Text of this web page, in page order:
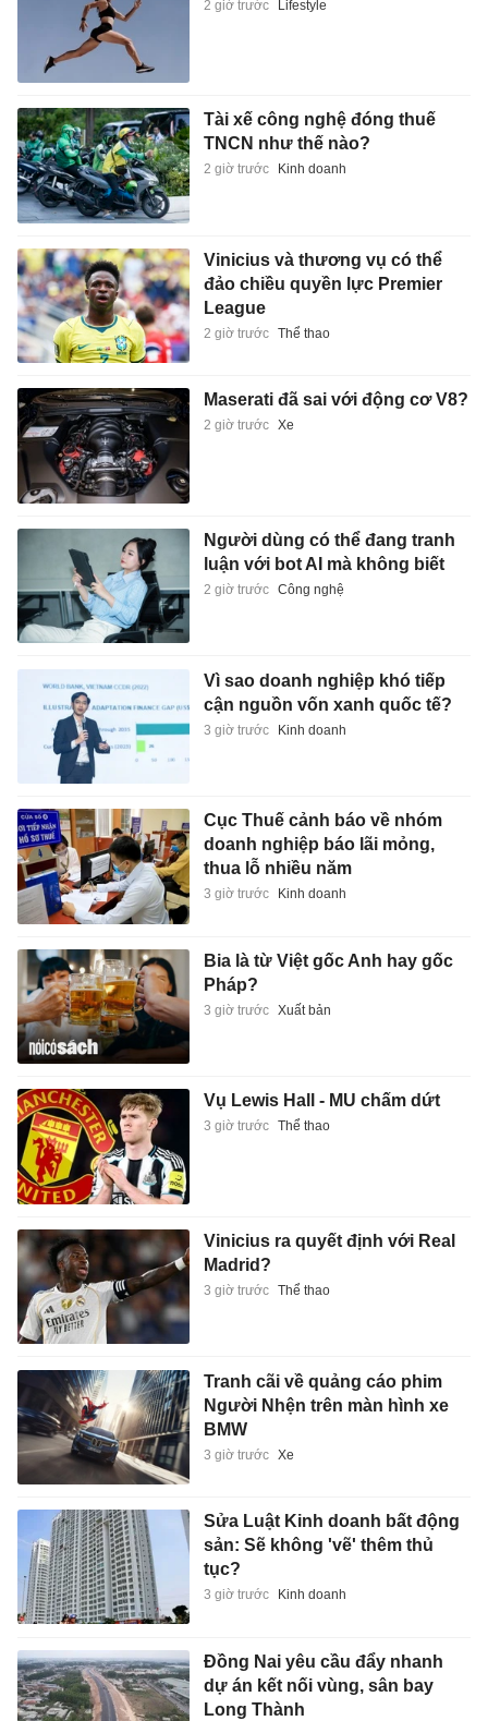
2 giờ trước Lifestyle
Tài xế công nghệ đóng thuế
TNCN như thế nào?
2 giờ trước Kinh doanh
Vinicius và thương vụ có thể
đảo chiều quyền lực Premier
League
2 giờ trước Thể thao
Maserati đã sai với động cơ V8?
2 giờ trước Xe
Người dùng có thể đang tranh
luận với bot AI mà không biết
2 giờ trước Công nghệ
Vì sao doanh nghiệp khó tiếp
cận nguồn vốn xanh quốc tế?
3 giờ trước Kinh doanh
Cục Thuế cảnh báo về nhóm
doanh nghiệp báo lãi mỏng,
thua lỗ nhiều năm
3 giờ trước Kinh doanh
Bia là từ Việt gốc Anh hay gốc
Pháp?
3 giờ trước Xuất bản
Vụ Lewis Hall - MU chấm dứt
3 giờ trước Thể thao
Vinicius ra quyết định với Real
Madrid?
3 giờ trước Thể thao
Tranh cãi về quảng cáo phim
Người Nhện trên màn hình xe
BMW
3 giờ trước Xe
Sửa Luật Kinh doanh bất động
sản: Sẽ không 'vẽ' thêm thủ
tục?
3 giờ trước Kinh doanh
Đồng Nai yêu cầu đẩy nhanh
dự án kết nối vùng, sân bay
Long Thành